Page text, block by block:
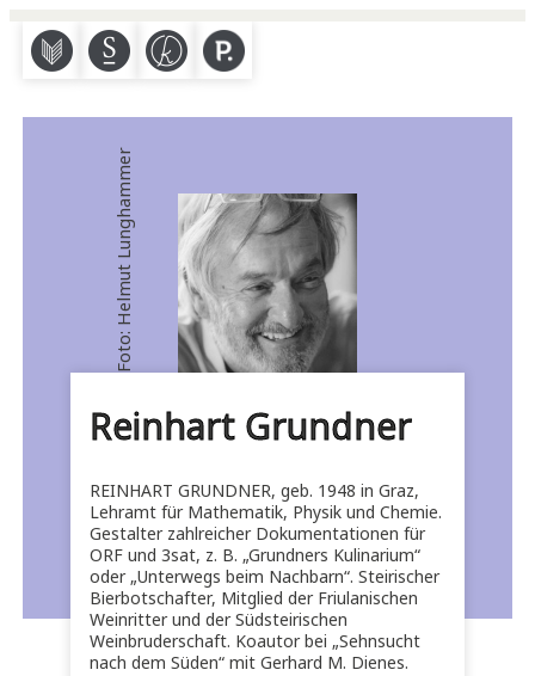
M S K P
Foto: Helmut Lunghammer
Reinhart Grundner
REINHART GRUNDNER, geb. 1948 in Graz,
Lehramt für Mathematik, Physik und Chemie.
Gestalter zahlreicher Dokumentationen für
ORF und 3sat, z. B. „Grundners Kulinarium“
oder „Unterwegs beim Nachbarn“. Steirischer
Bierbotschafter, Mitglied der Friulanischen
Weinritter und der Südsteirischen
Weinbruderschaft. Koautor bei „Sehnsucht
nach dem Süden“ mit Gerhard M. Dienes.